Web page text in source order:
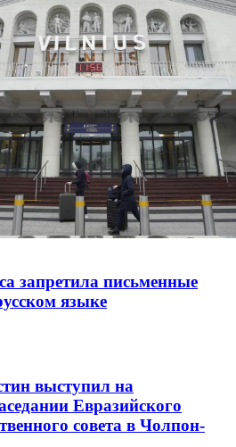
запретила письменные
языке
выступил на
Евразийского
совета в Чолпон-